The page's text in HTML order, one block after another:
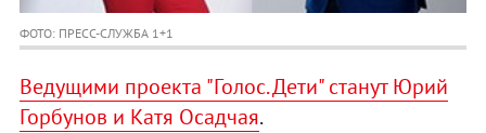
ФОТО: ПРЕСС-СЛУЖБА 1+1
Ведущими проекта "Голос. Дети" станут Юрий
Горбунов и Катя Осадчая.